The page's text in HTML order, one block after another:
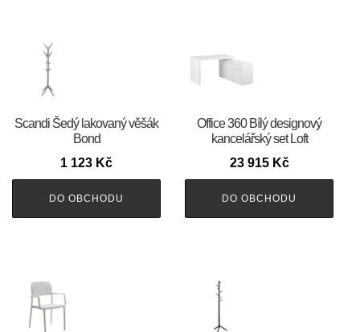
Scandi Šedý lakovaný věšák
Bond
1 123 Kč
DO OBCHODU
Office 360 Bílý designový
kancelářský set Loft
23 915 Kč
DO OBCHODU